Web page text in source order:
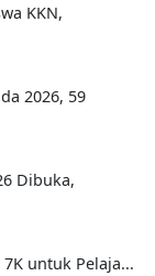
KKN,
2026, 59
Dibuka,
7K untuk Pelaja...